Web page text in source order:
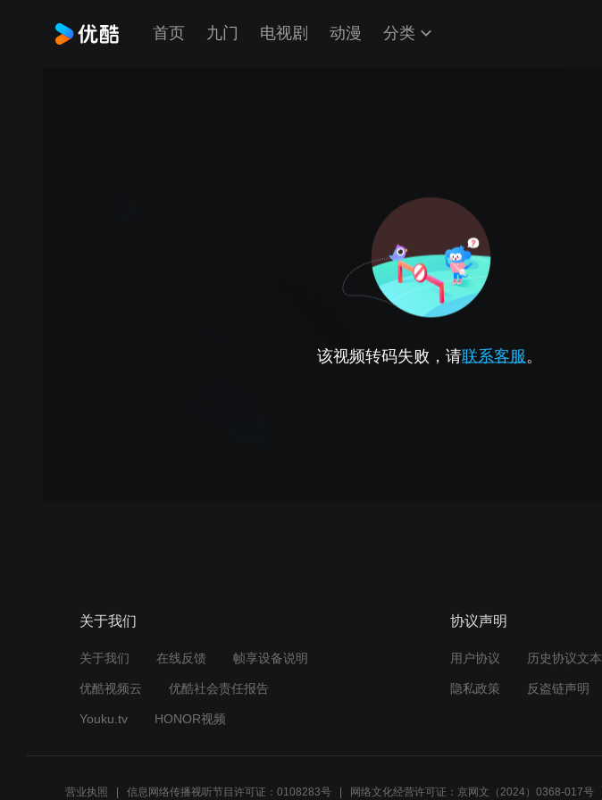
首页 九门 电视剧 动漫 分类
该视频转码失败，请联系客服 。
关于我们
关于我们 在线反馈 帧享设备说明
优酷视频云 优酷社会责任报告
Youku.tv HONOR视频
协议声明
用户协议 历史协议文本
隐私政策 反盗链声明
营业执照 信息网络传播视听节目许可证：0108283号 网络文化经营许可证：京网文（2024）0368-017号